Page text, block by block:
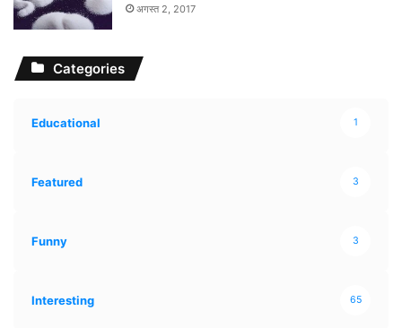
अगस्त 2, 2017
Categories
Educational 1
Featured 3
Funny 3
Interesting 65